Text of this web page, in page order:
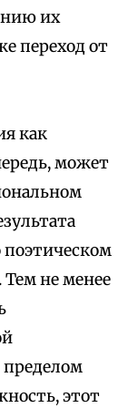
их
переход от
как
может
поэтическом
не менее
этот